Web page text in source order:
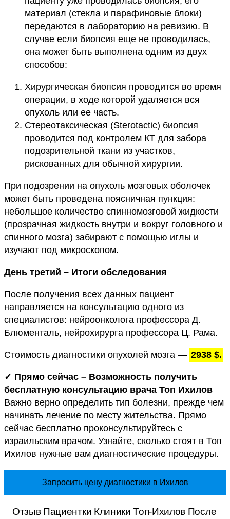
материал (стекла и парафиновые блоки)
передаются в лабораторию на ревизию. В
случае если биопсия еще не проводилась,
она может быть выполнена одним из двух
способов:
Хирургическая биопсия проводится во время
операции, в ходе которой удаляется вся
опухоль или ее часть.
Стереотаксическая (Sterotactic) биопсия
проводится под контролем КТ для забора
подозрительной ткани из участков,
рискованных для обычной хирургии.
При подозрении на опухоль мозговых оболочек
может быть проведена поясничная пункция:
небольшое количество спинномозговой жидкости
(прозрачная жидкость внутри и вокруг головного и
спинного мозга) забирают с помощью иглы и
изучают под микроскопом.
День третий – Итоги обследования
После получения всех данных пациент
направляется на консультацию одного из
специалистов: нейроонколога профессора Д.
Блюменталь, нейрохирурга профессора Ц. Рама.
Стоимость диагностики опухолей мозга — 2938 $.
✓ Прямо сейчас – Возможность получить
бесплатную консультацию врача Топ Ихилов
Важно верно определить тип болезни, прежде чем
начинать лечение по месту жительства. Прямо
сейчас бесплатно проконсультируйтесь с
израильским врачом. Узнайте, сколько стоят в Топ
Ихилов нужные вам диагностические процедуры.
Запросить цену диагностики в Ихилов
Отзыв Пациентки Клиники Топ-Ихилов После